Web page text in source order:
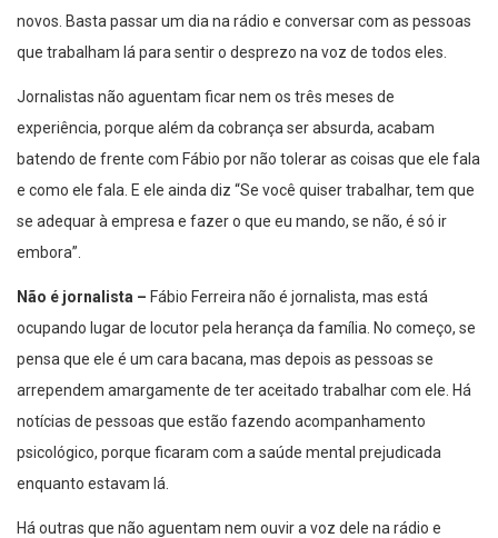
novos. Basta passar um dia na rádio e conversar com as pessoas
que trabalham lá para sentir o desprezo na voz de todos eles.
Jornalistas não aguentam ficar nem os três meses de
experiência, porque além da cobrança ser absurda, acabam
batendo de frente com Fábio por não tolerar as coisas que ele fala
e como ele fala. E ele ainda diz “Se você quiser trabalhar, tem que
se adequar à empresa e fazer o que eu mando, se não, é só ir
embora”.
Não é jornalista – Fábio Ferreira não é jornalista, mas está
ocupando lugar de locutor pela herança da família. No começo, se
pensa que ele é um cara bacana, mas depois as pessoas se
arrependem amargamente de ter aceitado trabalhar com ele. Há
notícias de pessoas que estão fazendo acompanhamento
psicológico, porque ficaram com a saúde mental prejudicada
enquanto estavam lá.
Há outras que não aguentam nem ouvir a voz dele na rádio e